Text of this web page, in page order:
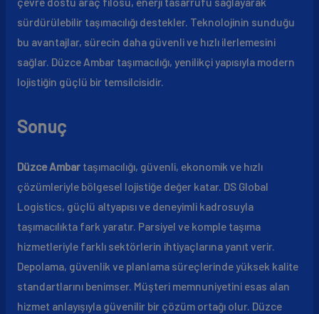
sürdürülebilir taşımacılığı destekler. Teknolojinin sunduğu
bu avantajlar, sürecin daha güvenli ve hızlı ilerlemesini
sağlar. Düzce Ambar taşımacılığı, yenilikçi yapısıyla modern
lojistiğin güçlü bir temsilcisidir.
Sonuç
Düzce Ambartaşımacılığı, güvenli, ekonomik ve hızlı
çözümleriyle bölgesel lojistiğe değer katar. DS Global
Logistics, güçlü altyapısı ve deneyimli kadrosuyla
taşımacılıkta fark yaratır. Parsiyel ve komple taşıma
hizmetleriyle farklı sektörlerin ihtiyaçlarına yanıt verir.
Depolama, güvenlik ve planlama süreçlerinde yüksek kalite
standartlarını benimser. Müşteri memnuniyetini esas alan
hizmet anlayışıyla güvenilir bir çözüm ortağı olur. Düzce